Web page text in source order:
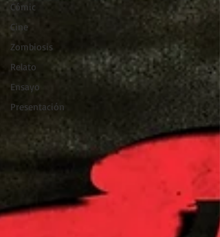
Cómic
Cine
Zombiosis
Relato
Ensayo
Presentación